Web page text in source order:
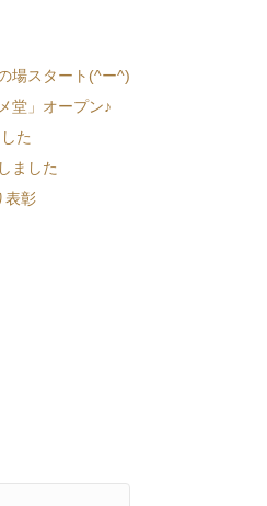
場スタート(^ー^)
堂」オープン♪
た
ました
表彰